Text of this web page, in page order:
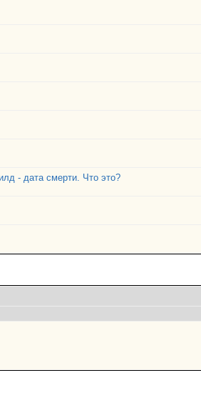
- дата смерти. Что это?